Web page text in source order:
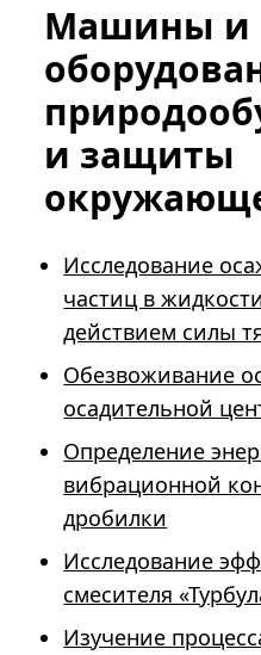
Машины и
и защиты
Исследование
частиц в
действием силы
Обезвоживание
осадительной
Определение
вибрационной
дробилки
Исследование
смесителя
Изучение